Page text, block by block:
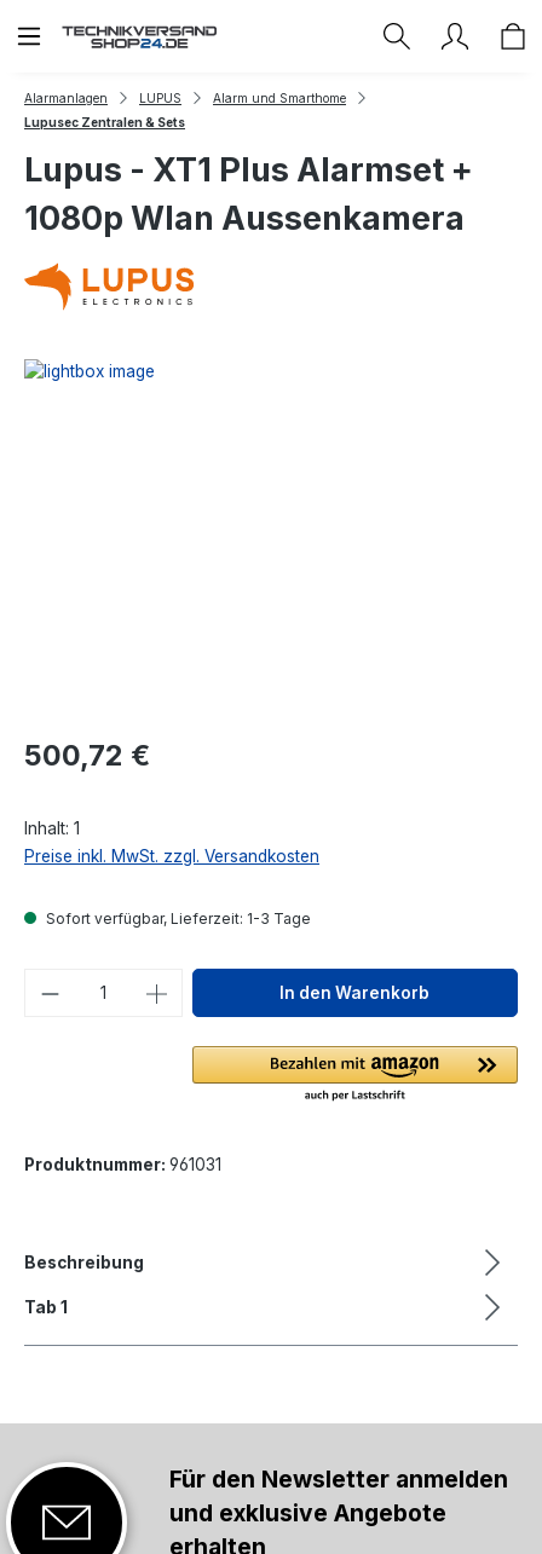
Zum Hauptinhalt springen
Alarmanlagen LUPUS
Alarm und Smarthome
Lupusec Zentralen & Sets
Lupus - XT1 Plus Alarmset +
1080p Wlan Aussenkamera
Regulärer Preis:
500,72 €
Inhalt: 1
Preise inkl. MwSt. zzgl. Versandkosten
Sofort verfügbar, Lieferzeit: 1-3 Tage
Produkt Anzahl: Gib denIn den Warenkorb
Produktnummer: 961031
Beschreibung
Tab 1
Für den Newsletter anmelden
und exklusive Angebote
erhalten